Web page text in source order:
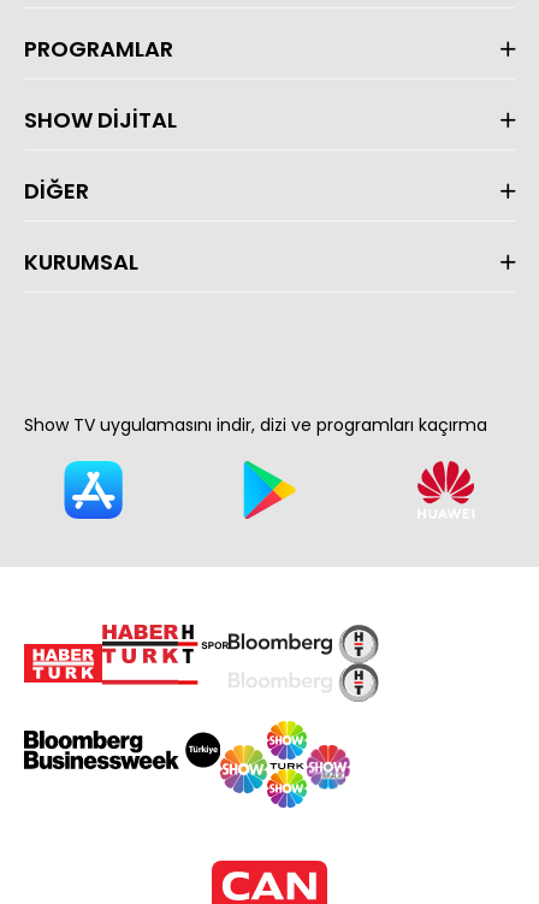
PROGRAMLAR
SHOW DİJİTAL
DİĞER
KURUMSAL
Show TV uygulamasını indir, dizi ve programları kaçırma